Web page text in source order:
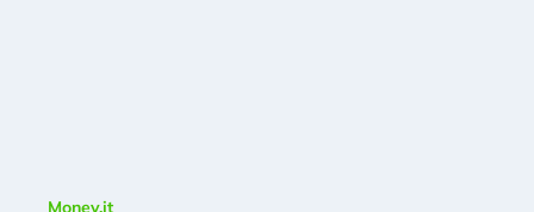
Money.it